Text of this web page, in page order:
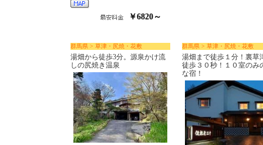
￥6820～
群馬県 > 草津・尻焼・花敷
湯畑から徒歩3分。源泉かけ流
しの尻焼き温泉
群馬県 > 草津・尻焼・花敷
湯畑まで徒歩１分！裏草
徒歩３０秒！１０室のみ
な宿！